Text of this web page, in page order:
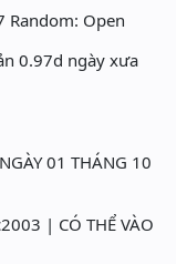
Open
0.97d ngày xưa
01 THÁNG 10
| CÓ THỂ VÀO